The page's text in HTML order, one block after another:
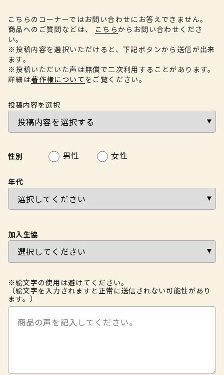
こちらのコーナーではお問い合わせにお答えできません。
商品へのご質問などは、
こちらからお問い合わせくださ
い。
※投稿内容を選択いただけると、下記ボタンから送信が出来
ます。
※投稿いただいた声は無償で二次利用することがあります。
詳細は著作権について をご覧ください。
投稿内容を選択
性別 男性 女性
年代
加入生協
※絵文字の使用は避けてください。
（絵文字を入力されますと正常に送信されない可能性があり
ます。）